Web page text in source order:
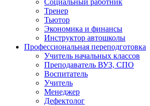
Социальный работник
Тренер
Тьютор
Экономика и финансы
Инструктор автошколы
Профессиональная переподготовка
Учитель начальных классов
Преподаватель ВУЗ, СПО
Воспитатель
Учитель
Менеджер
Дефектолог